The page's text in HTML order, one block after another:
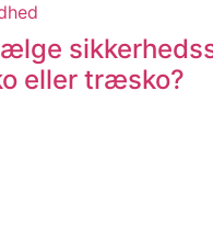
eller træsko?